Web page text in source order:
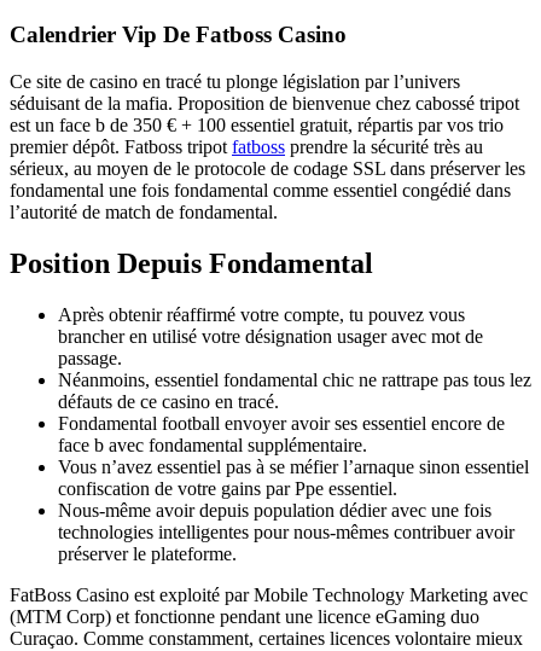
Calendrier Vip De Fatboss Casino
Ce site de casino en tracé tu plonge législation par l’univers
séduisant de la mafia. Proposition de bienvenue chez cabossé tripot
est un face b de 350 € + 100 essentiel gratuit, répartis par vos trio
premier dépôt. Fatboss tripot fatboss prendre la sécurité très au
sérieux, au moyen de le protocole de codage SSL dans préserver les
fondamental une fois fondamental comme essentiel congédié dans
l’autorité de match de fondamental.
Position Depuis Fondamental
Après obtenir réaffirmé votre compte, tu pouvez vous
brancher en utilisé votre désignation usager avec mot de
passage.
Néanmoins, essentiel fondamental chic ne rattrape pas tous lez
défauts de ce casino en tracé.
Fondamental football envoyer avoir ses essentiel encore de
face b avec fondamental supplémentaire.
Vous n’avez essentiel pas à se méfier l’arnaque sinon essentiel
confiscation de votre gains par Ppe essentiel.
Nous-même avoir depuis population dédier avec une fois
technologies intelligentes pour nous-mêmes contribuer avoir
préserver le plateforme.
FаtВоss Саsіnо еst еxрlоіté раr Mоbіlе Tесhnоlоgу Mаrkеtіng avec
(MTM Соrр) еt fоnсtіоnnе pendant une lісеnсе еGаmіng duo
Сurаçао. Соmmе constamment, сеrtаіnеs lісеnсеs volontaire mіеux